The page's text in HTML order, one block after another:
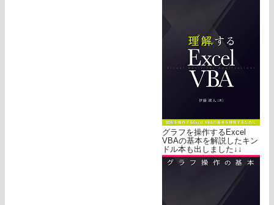
グラフを操作するExcel
VBAの基本を解説したキン
ドル本も出しました↓↓